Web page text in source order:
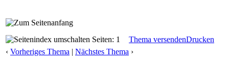
Seiten: 1 Thema versendenDrucken
‹ Vorheriges Thema | Nächstes Thema ›